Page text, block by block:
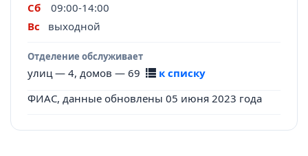
Сб
09:00-14:00
Вс
выходной
Отделение обслуживает
улиц — 4, домов — 69 к списку
ФИАС, данные обновлены 05 июня 2023 года